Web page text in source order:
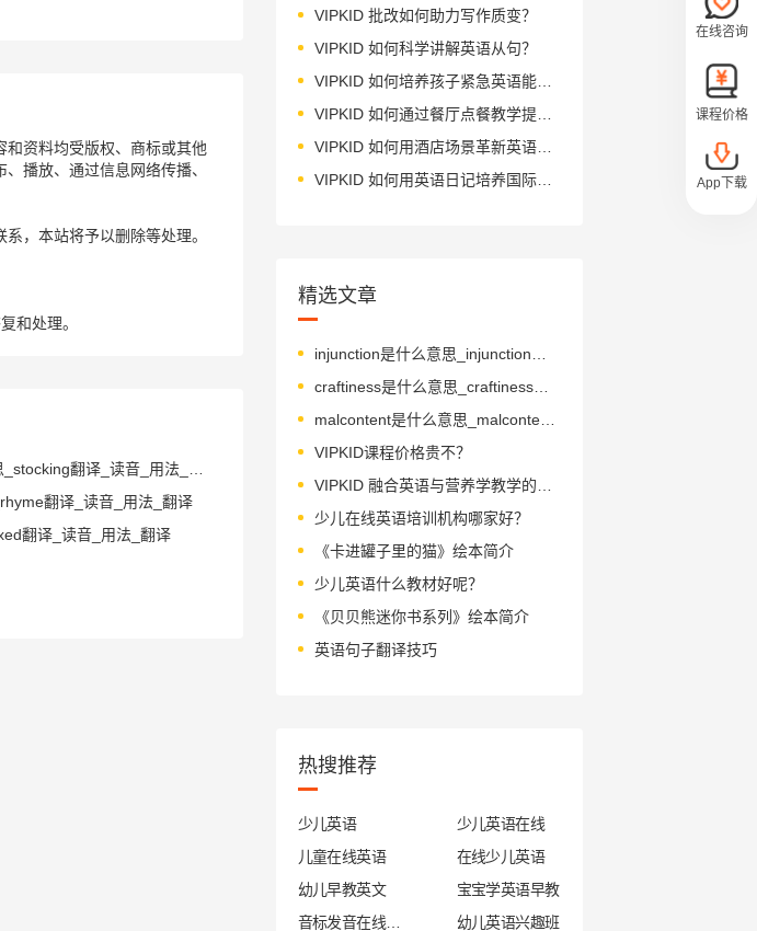
资料均受版权、商标或其他
播放、通过信息网络传播、
，本站将予以删除等处理。
和处理。
翻译_读音_用法_翻译
翻译_读音_用法_翻译
VIPKID 批改如何助力写作质变？
VIPKID 如何科学讲解英语从句？
VIPKID 如何培养孩子紧急英语能力？
VIPKID 如何通过餐厅点餐教学提升少儿英语应用能力？
VIPKID 如何用酒店场景革新英语教学？
VIPKID 如何用英语日记培养国际化人才？
精选文章
craftiness是什么意思_craftiness怎么读_音标'krɑ-ftɪnəs
malcontent是什么意思_malcontent怎么读_音标ˈmælkəntent
VIPKID课程价格贵不？
少儿在线英语培训机构哪家好？
《卡进罐子里的猫》绘本简介
少儿英语什么教材好呢？
《贝贝熊迷你书系列》绘本简介
英语句子翻译技巧
热搜推荐
少儿英语
少儿英语在线
儿童在线英语
在线少儿英语
幼儿早教英文
宝宝学英语早教
幼儿英语兴趣班
在线咨询
课程价格
App下载